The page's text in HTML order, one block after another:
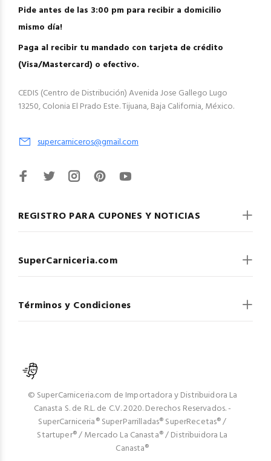
Pide antes de las 3:00 pm para recibir a domicilio
mismo día!
Paga al recibir tu mandado con tarjeta de crédito
(Visa/Mastercard) o efectivo.
CEDIS (Centro de Distribución) Avenida Jose Gallego Lugo
13250, Colonia El Prado Este. Tijuana, Baja California, México.
supercarniceros@gmail.com
REGISTRO PARA CUPONES Y NOTICIAS
SuperCarniceria.com
Términos y Condiciones
© SuperCarniceria.com de Importadora y Distribuidora La
Canasta S. de R.L. de C.V. 2020. Derechos Reservados. -
SuperCarniceria® SuperParrilladas® SuperRecetas® /
Startuper® / Mercado La Canasta® / Distribuidora La
Canasta®